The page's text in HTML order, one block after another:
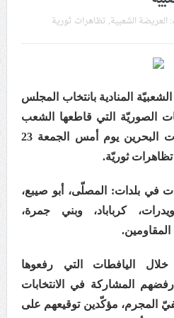
سيقطع الأيدي التي تنال
يساوم على هويّته وقيمه في
ميدان جهاد بالكلمة
الحسين.. إنّ الحسين سيقتل
الأمريكيّة في سويسرا
العريضة الشعبية, تظاهرات ثورية
المنادية بانتخاب المجلس
الصوريّة التي قاطعها الشعب
الأبيّ، شهد العديد من بلدات البحرين يوم أمس الجمعة 23
في بلدات: المصلّى، أبو صيبع،
كرباباد، وبني جمرة،
اليافطات التي رفعوها
المشاركة في الانتخابات
المجرم، مؤكّدين توقيعهم على